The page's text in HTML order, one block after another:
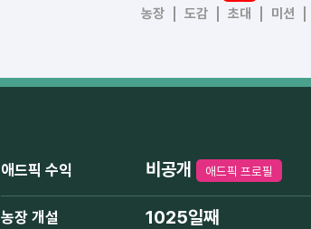
농장 도감 초대 미션
애드픽 수익 비공개 애드픽 프로필
농장 개설 1025일째